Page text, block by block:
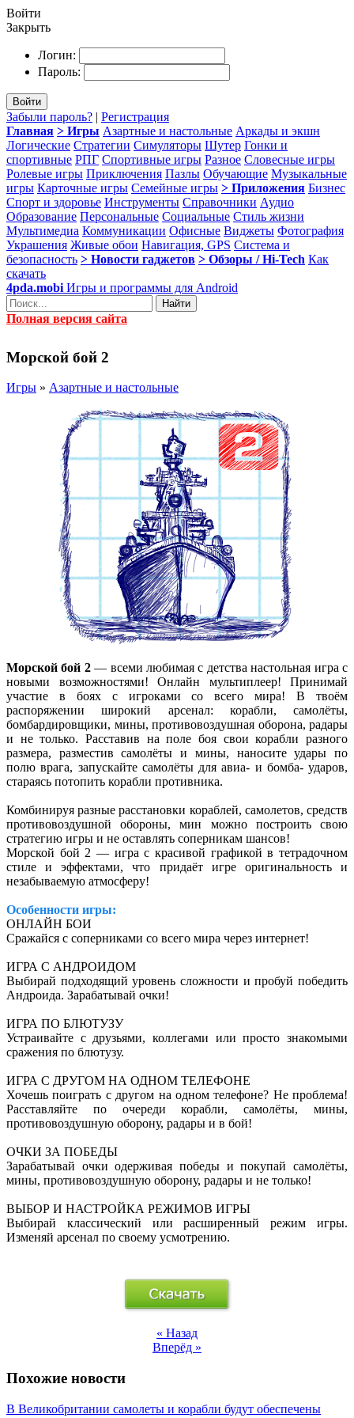
Войти
Закрыть
Логин:
Пароль:
Войти
Забыли пароль? | Регистрация
Главная > Игры Азартные и настольные Аркады и экшн
Логические Стратегии Симуляторы Шутер Гонки и
спортивные РПГ Спортивные игры Разное Словесные игры
Ролевые игры Приключения Пазлы Обучающие Музыкальные
игры Карточные игры Семейные игры > Приложения Бизнес
Спорт и здоровье Инструменты Справочники Аудио
Образование Персональные Социальные Стиль жизни
Мультимедиа Коммуникации Офисные Виджеты Фотография
Украшения Живые обои Навигация, GPS Система и
безопасность > Новости гаджетов > Обзоры / Hi-Tech Как
скачать
4pda.mobi Игры и программы для Android
Найти
Полная версия сайта
Морской бой 2
Игры » Азартные и настольные
Морской бой 2— всеми любимая с детства настольная игра с
новыми возможностями! Онлайн мультиплеер! Принимай
участие в боях с игроками со всего мира! В твоём
распоряжении широкий арсенал: корабли, самолёты,
бомбардировщики, мины, противовоздушная оборона, радары
и не только. Расставив на поле боя свои корабли разного
размера, разместив самолёты и мины, наносите удары по
полю врага, запускайте самолёты для авиа- и бомба- ударов,
стараясь потопить корабли противника.
Комбинируя разные расстановки кораблей, самолетов, средств
противовоздушной обороны, мин можно построить свою
стратегию игры и не оставлять соперникам шансов!
Морской бой 2 — игра с красивой графикой в тетрадочном
стиле и эффектами, что придаёт игре оригинальность и
незабываемую атмосферу!
Особенности игры:
ОНЛАЙН БОИ
Сражайся с соперниками со всего мира через интернет!
ИГРА С АНДРОИДОМ
Выбирай подходящий уровень сложности и пробуй победить
Андроида. Зарабатывай очки!
ИГРА ПО БЛЮТУЗУ
Устраивайте с друзьями, коллегами или просто знакомыми
сражения по блютузу.
ИГРА С ДРУГОМ НА ОДНОМ ТЕЛЕФОНЕ
Хочешь поиграть с другом на одном телефоне? Не проблема!
Расставляйте по очереди корабли, самолёты, мины,
противовоздушную оборону, радары и в бой!
ОЧКИ ЗА ПОБЕДЫ
Зарабатывай очки одерживая победы и покупай самолёты,
мины, противовоздушную оборону, радары и не только!
ВЫБОР И НАСТРОЙКА РЕЖИМОВ ИГРЫ
Выбирай классический или расширенный режим игры.
Изменяй арсенал по своему усмотрению.
« Назад
Вперёд »
Похожие новости
В Великобритании самолеты и корабли будут обеспечены